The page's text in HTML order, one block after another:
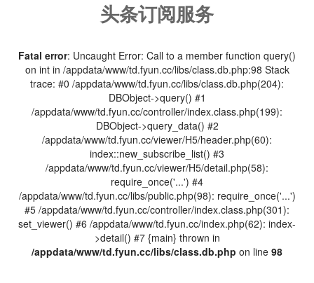
头条订阅服务
Fatal error: Uncaught Error: Call to a member function query()
on int in /appdata/www/td.fyun.cc/libs/class.db.php:98 Stack
trace: #0 /appdata/www/td.fyun.cc/libs/class.db.php(204):
DBObject->query() #1
/appdata/www/td.fyun.cc/controller/index.class.php(199):
DBObject->query_data() #2
/appdata/www/td.fyun.cc/viewer/H5/header.php(60):
index::new_subscribe_list() #3
/appdata/www/td.fyun.cc/viewer/H5/detail.php(58):
require_once('...') #4
/appdata/www/td.fyun.cc/libs/public.php(98): require_once('...')
#5 /appdata/www/td.fyun.cc/controller/index.class.php(301):
set_viewer() #6 /appdata/www/td.fyun.cc/index.php(62): index-
>detail() #7 {main} thrown in
/appdata/www/td.fyun.cc/libs/class.db.php on line 98